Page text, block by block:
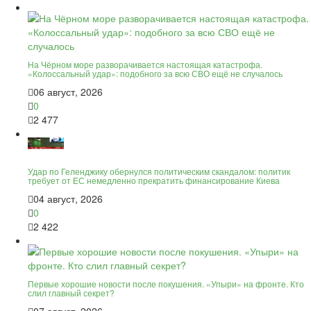
На Чёрном море разворачивается настоящая катастрофа.
«Колоссальный удар»: подобного за всю СВО ещё не случалось
06 август, 2026
0
2 477
Удар по Геленджику обернулся политическим скандалом: политик
требует от ЕС немедленно прекратить финансирование Киева
04 август, 2026
0
2 422
Первые хорошие новости после покушения. «Упыри» на фронте. Кто
слил главный секрет?